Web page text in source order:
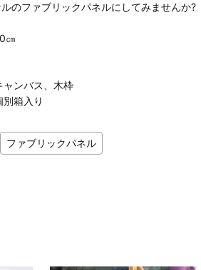
のファブリックパネルにしてみませんか?
㎝
ンバス、木枠
箱入り
ファブリックパネル